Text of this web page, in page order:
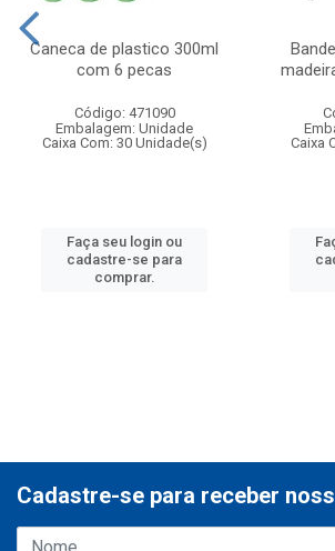
Caneca de plastico 300ml
com 6 pecas
Código: 471090
Embalagem: Unidade
Caixa Com: 30 Unidade(s)
Faça seu login ou
cadastre-se para
comprar.
Caixa
Cadastre-se para receber